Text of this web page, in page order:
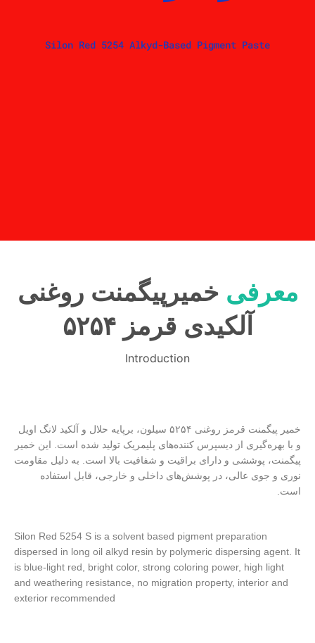
Silon Red 5254 Alkyd-Based Pigment Paste
معرفی خمیرپیگمنت روغنی
آلکیدی قرمز ۵۲۵۴
Introduction
خمیر پیگمنت قرمز روغنی ۵۲۵۴ سیلون، برپایه حلال و آلکید لانگ اویل
و با بهره‌گیری از دیسپرس کننده‌های پلیمریک تولید شده است. این خمیر
پیگمنت، پوششی و دارای براقیت و شفافیت بالا است. به دلیل مقاومت
نوری و جوی عالی، در پوشش‌های داخلی و خارجی، قابل استفاده
است.
Silon Red 5254 S is a solvent based pigment preparation
dispersed in long oil alkyd resin by polymeric dispersing agent. It
is blue-light red, bright color, strong coloring power, high light
and weathering resistance, no migration property, interior and
exterior recommended